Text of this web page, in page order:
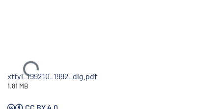
Ladataan...
xttvi_199210_1992_dig.pdf
1.81 MB